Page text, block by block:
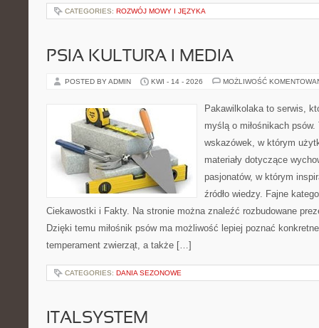
CATEGORIES: ROZWÓJ MOWY I JĘZYKA
PSIA KULTURA I MEDIA
POSTED BY ADMIN KWI - 14 - 2026 MOŻLIWOŚĆ
Pakawilkolaka to serwis,
myślą o miłośnikach
wskazówek, w którym
materiały dotyczące
pasjonatów, w którym
źródło wiedzy. Fajne
Ciekawostki i Fakty. Na stronie można znaleźć rozbudowane
Dzięki temu miłośnik psów ma możliwość lepiej poznać
temperament zwierząt, a także […]
CATEGORIES: DANIA SEZONOWE
ITALSYSTEM